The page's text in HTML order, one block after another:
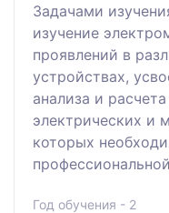
Задачами
изучение
проявлений в
устройствах,
анализа и
электрических и
которых
Год обучения - 2